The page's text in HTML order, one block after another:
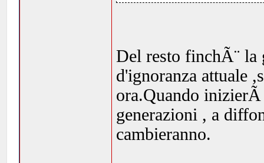
Del resto finchÃ¨
d'ignoranza attuale
ora.Quando
generazioni , a
cambieranno.